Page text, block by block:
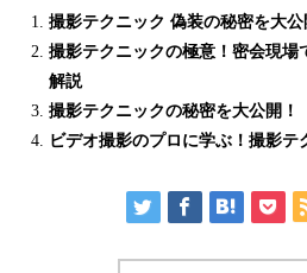
撮影テクニック 偽装の秘密を大公
撮影テクニックの極意！密会現場
解説
撮影テクニックの秘密を大公開！
ビデオ撮影のプロに学ぶ！撮影テ